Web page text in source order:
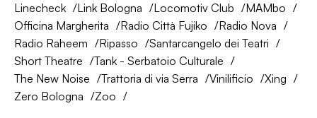
Linecheck
Link Bologna Locomotiv Club
MAMbo
Officina Margherita
Radio Città Fujiko
Radio Nova
Radio Raheem
Ripasso
Santarcangelo dei Teatri
Short Theatre
Tank - Serbatoio Culturale
The New Noise
Trattoria di via Serra Vinilificio
Xing
Zero Bologna
Zoo